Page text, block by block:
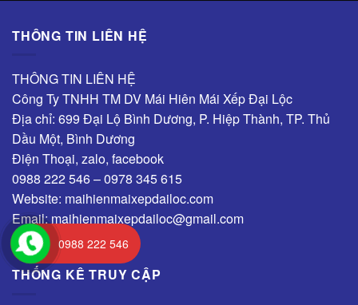
THÔNG TIN LIÊN HỆ
THÔNG TIN LIÊN HỆ
Công Ty TNHH TM DV Mái Hiên Mái Xếp Đại Lộc
Địa chỉ: 699 Đại Lộ Bình Dương, P. Hiệp Thành, TP. Thủ
Dầu Một, Bình Dương
Điện Thoại, zalo, facebook
0988 222 546 – 0978 345 615
Website: maihienmaixepdailoc.com
Email: maihienmaixepdailoc@gmail.com
THỐNG KÊ TRUY CẬP
0988 222 546